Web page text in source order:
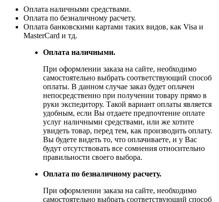
Оплата наличными средствами.
Оплата по безналичному расчету.
Оплата банковскими картами таких видов, как Visa и
MasterCard и тд.
Оплата наличными.
При оформлении заказа на сайте, необходимо
самостоятельно выбрать соответствующий способ
оплаты. В данном случае заказ будет оплачен
непосредственно при получении товару прямо в
руки экспедитору. Такой вариант оплаты является
удобным, если Вы отдаете предпочтение оплате
услуг наличными средствами, или же хотите
увидеть товар, перед тем, как производить оплату.
Вы будете видеть то, что оплачиваете, и у Вас
будут отсутствовать все сомнения относительно
правильности своего выбора.
Оплата по безналичному расчету.
При оформлении заказа на сайте, необходимо
самостоятельно выбрать соответствующий способ